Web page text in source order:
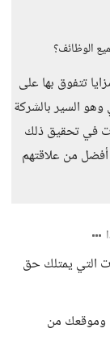
الوظائف؟
تتفوق بها على
وهو السير بالشركة
في تحقيق ذلك
من علاقتهم
التي يمتلك حق
وموقعك من